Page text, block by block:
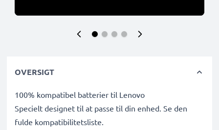
OVERSIGT
100% kompatibel batterier til Lenovo
Specielt designet til at passe til din enhed. Se den
fulde kompatibilitetsliste.